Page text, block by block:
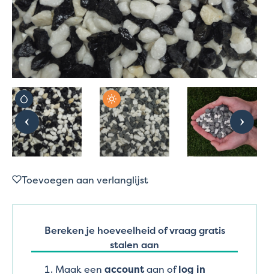
Toevoegen aan verlanglijst
Bereken je hoeveelheid of vraag gratis
stalen aan
Maak een accountaan oflog in